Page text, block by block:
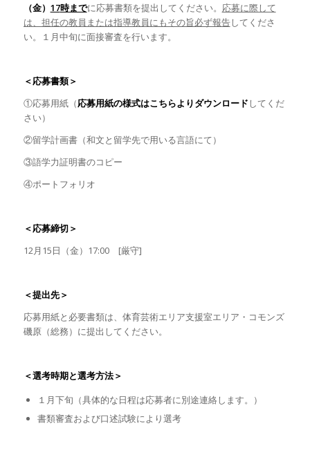
（金） 17時までに応募書類を提出してください。 応募に際して
は、担任の教員または指導教員にもその旨必ず報告してくださ
い。１月中旬に面接審査を行います。
＜応募書類＞
①応募用紙（応募用紙の様式はこちらよりダウンロードしてくだ
さい）
②留学計画書（和文と留学先で用いる言語にて）
③語学力証明書のコピー
④ポートフォリオ
＜応募締切＞
12月15日（金）17:00 [厳守]
＜提出先＞
応募用紙と必要書類は、体育芸術エリア支援室エリア・コモンズ
磯原（総務）に提出してください。
＜選考時期と選考方法＞
１月下旬（具体的な日程は応募者に別途連絡します。）
書類審査および口述試験により選考